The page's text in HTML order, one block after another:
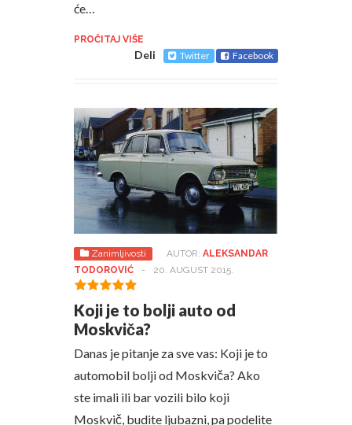
će…
PROČITAJ VIŠE
Deli Twitter Facebook
Zanimljivosti AUTOR: ALEKSANDAR
TODOROVIĆ
- 20. AUGUST 2015.
Koji je to bolji auto od
Moskviča?
Danas je pitanje za sve vas: Koji je to
automobil bolji od Moskviča? Ako
ste imali ili bar vozili bilo koji
Moskvič, budite ljubazni, pa podelite